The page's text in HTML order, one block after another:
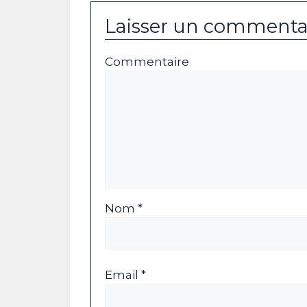
Laisser un
Commentaire
Nom *
Email *